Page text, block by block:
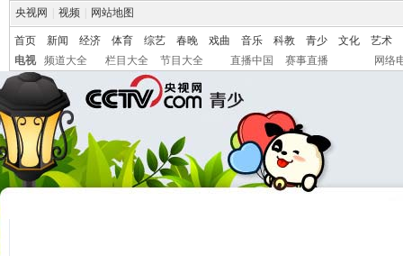
央视网 视频 网站地图
首页 新闻 经济 体育 综艺 春晚 戏曲 音乐 科教 青少 文化
艺术
电视
频道大全 栏目大全 节目大全 直播中国 赛事直播 网络